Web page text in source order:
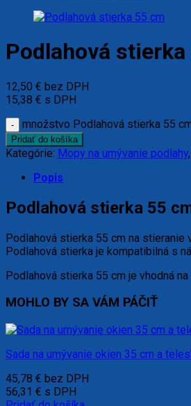
Podlahová stierka
12,50 € bez DPH
15,38 € s DPH
množstvo Podlahová stierka 55
Pridať do košíka
Kategórie: Mopy na umývanie podlahy,
Popis
Podlahová stierka 55
Podlahová stierka 55 cm na stieranie
Podlahová stierka je kompatibilná s
Podlahová stierka 55 cm je vhodná
MOHLO BY SA VÁM PÁČIŤ
Sada na umývanie okien 35 cm a
45,78 € bez DPH
56,31 € s DPH